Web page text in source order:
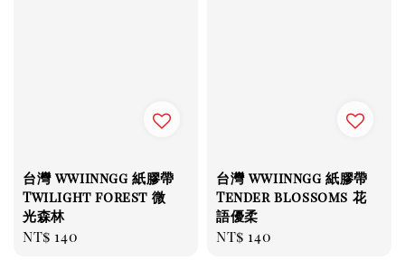
台灣 wwiinngg 紙膠帶
Twilight forest 微
光森林
Regular
NT$ 140
台灣 wwiinngg 紙膠帶
Tender blossoms 花
語優柔
Regular
NT$ 140